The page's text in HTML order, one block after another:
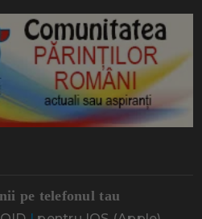
pe telefonul tau